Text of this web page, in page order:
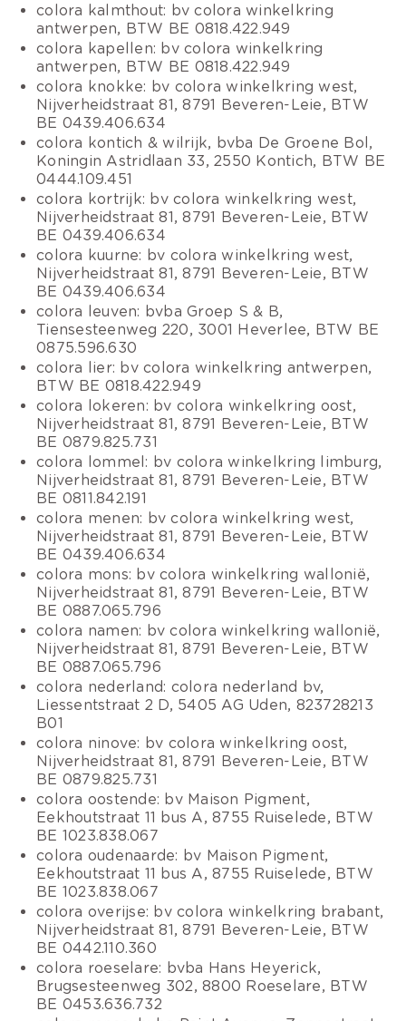
colora kalmthout: bv colora winkelkring
antwerpen, BTW BE 0818.422.949
colora kapellen: bv colora winkelkring
antwerpen, BTW BE 0818.422.949
colora knokke: bv colora winkelkring west,
Nijverheidstraat 81, 8791 Beveren-Leie, BTW
BE 0439.406.634
colora kontich & wilrijk, bvba De Groene Bol,
Koningin Astridlaan 33, 2550 Kontich, BTW BE
0444.109.451
colora kortrijk: bv colora winkelkring west,
Nijverheidstraat 81, 8791 Beveren-Leie, BTW
BE 0439.406.634
colora kuurne: bv colora winkelkring west,
Nijverheidstraat 81, 8791 Beveren-Leie, BTW
BE 0439.406.634
colora leuven: bvba Groep S & B,
Tiensesteenweg 220, 3001 Heverlee, BTW BE
0875.596.630
colora lier: bv colora winkelkring antwerpen,
BTW BE 0818.422.949
colora lokeren: bv colora winkelkring oost,
Nijverheidstraat 81, 8791 Beveren-Leie, BTW
BE 0879.825.731
colora lommel: bv colora winkelkring limburg,
Nijverheidstraat 81, 8791 Beveren-Leie, BTW
BE 0811.842.191
colora menen: bv colora winkelkring west,
Nijverheidstraat 81, 8791 Beveren-Leie, BTW
BE 0439.406.634
colora mons: bv colora winkelkring wallonië,
Nijverheidstraat 81, 8791 Beveren-Leie, BTW
BE 0887.065.796
colora namen: bv colora winkelkring wallonië,
Nijverheidstraat 81, 8791 Beveren-Leie, BTW
BE 0887.065.796
colora nederland: colora nederland bv,
Liessentstraat 2 D, 5405 AG Uden, 823728213
B01
colora ninove: bv colora winkelkring oost,
Nijverheidstraat 81, 8791 Beveren-Leie, BTW
BE 0879.825.731
colora oostende: bv Maison Pigment,
Eekhoutstraat 11 bus A, 8755 Ruiselede, BTW
BE 1023.838.067
colora oudenaarde: bv Maison Pigment,
Eekhoutstraat 11 bus A, 8755 Ruiselede, BTW
BE 1023.838.067
colora overijse: bv colora winkelkring brabant,
Nijverheidstraat 81, 8791 Beveren-Leie, BTW
BE 0442.110.360
colora roeselare: bvba Hans Heyerick,
Brugsesteenweg 302, 8800 Roeselare, BTW
BE 0453.636.732